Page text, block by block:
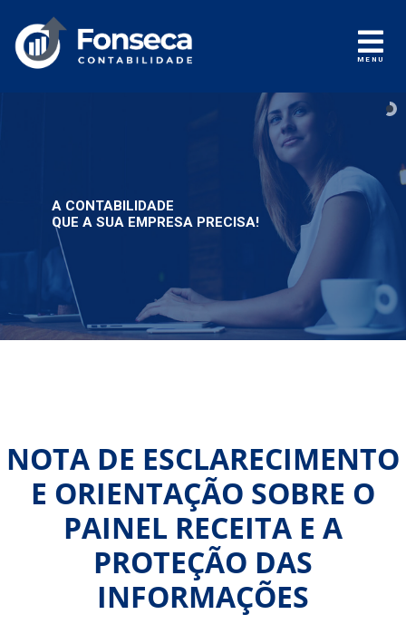
MENU
A CONTABILIDADE
QUE A SUA EMPRESA PRECISA!
NOTA DE ESCLARECIMENTO
E ORIENTAÇÃO SOBRE O
PAINEL RECEITA E A
PROTEÇÃO DAS
INFORMAÇÕES